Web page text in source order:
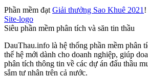
Phần mềm đạtGiải thưởng Sao Khuê 2021!
Site-logo
Siêu phần mềm phân tích và săn tin thầu
DauThau.info là hệ thống phần mềm phân
thế hệ mới dành cho doanh nghiệp, giúp
phân tích thông tin về các dự án đấu thầu
sắm tư nhân trên cả nước.